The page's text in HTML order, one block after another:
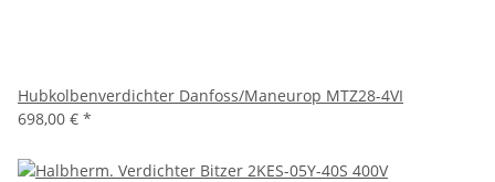
Hubkolbenverdichter Danfoss/Maneurop MTZ28-4VI
698,00 € *